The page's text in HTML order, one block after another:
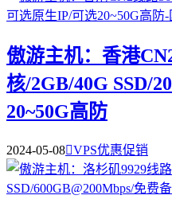
傲游主机：香港
核/2GB/40G SSD/
20~50G高防
2024-05-08VPS优惠促销